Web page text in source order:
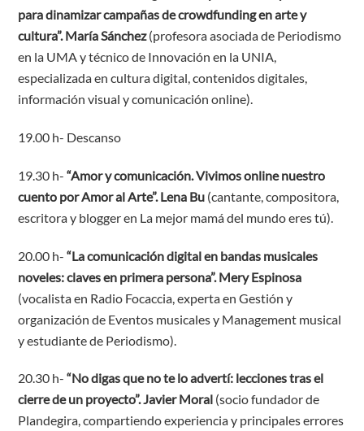
para dinamizar campañas de crowdfunding en arte y
cultura”. María Sánchez(profesora asociada de Periodismo
en la UMA y técnico de Innovación en la UNIA,
especializada en cultura digital, contenidos digitales,
información visual y comunicación online).
19.00 h- Descanso
19.30 h-“Amor y comunicación.Vivimos online nuestro
cuento por Amor al Arte”. Lena Bu (cantante, compositora,
escritora y blogger en La mejor mamá del mundo eres tú).
20.00 h-“La comunicación digital en bandas musicales
noveles: claves en primera persona”. Mery Espinosa
(vocalista en Radio Focaccia, experta en Gestión y
organización de Eventos musicales y Management musical
y estudiante de Periodismo).
20.30 h-“No digas que no te lo advertí: lecciones tras el
cierre de un proyecto”. Javier Moral (socio fundador de
Plandegira, compartiendo experiencia y principales errores